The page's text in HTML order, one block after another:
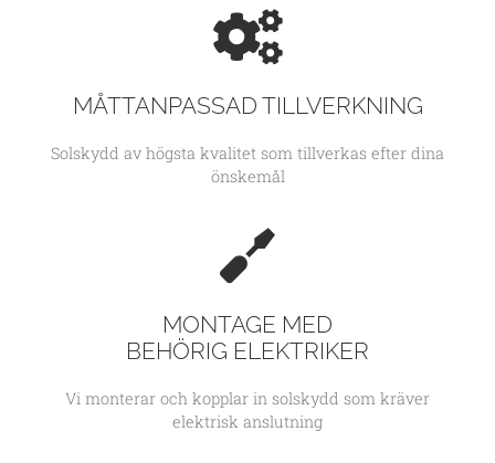
MÅTTANPASSAD TILLVERKNING
Solskydd av högsta kvalitet som tillverkas efter dina
önskemål
MONTAGE MED
BEHÖRIG ELEKTRIKER
Vi monterar och kopplar in solskydd som kräver
elektrisk anslutning